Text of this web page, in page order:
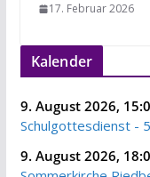
17. Februar 2026
Kalender
9. August 2026,
Schulgottesdienst -
9. August 2026,